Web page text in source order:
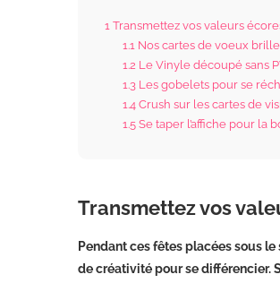
1 Transmettez vos valeurs
1.1 Nos cartes de voeux
1.2 Le Vinyle découpé sans
1.3 Les gobelets pour se
1.4 Crush sur les cartes de
1.5Se taper l’affiche pour la
Transmettez vos
Pendant ces fêtes placées sous
de créativité pour se différencier.